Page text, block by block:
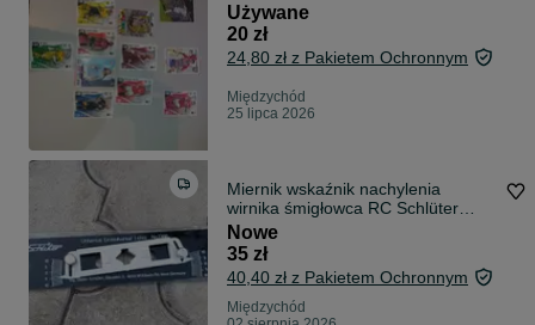
Używane
20 zł
24,80 zł z Pakietem Ochronnym
Międzychód
25 lipca 2026
Miernik wskaźnik nachylenia
wirnika śmigłowca RC Schlüter
Modelarstwo
Nowe
35 zł
40,40 zł z Pakietem Ochronnym
Międzychód